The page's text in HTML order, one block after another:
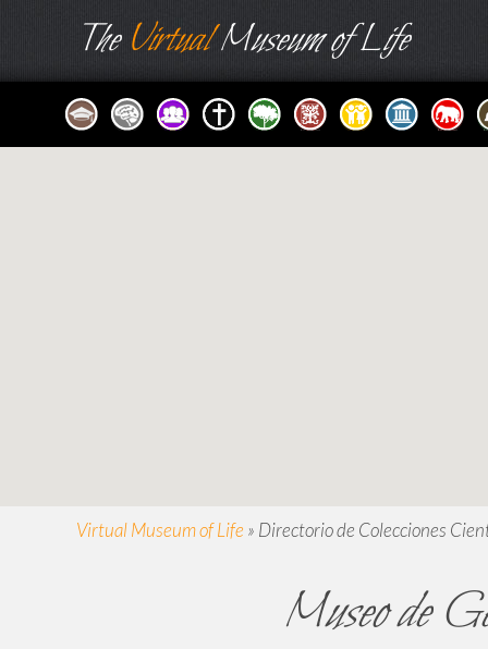
TheVirtualMuseum of Life
Virtual Museum of Life » Directorio de Colecciones
Museo de